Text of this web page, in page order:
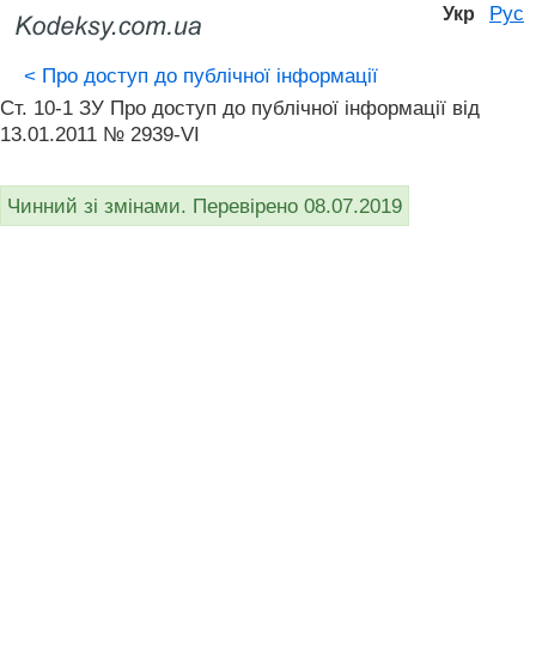
Укр Рус
< Про доступ до публічної інформації
Ст. 10-1 ЗУ Про доступ до публічної інформації вiд
13.01.2011 № 2939-VI
Чинний зі змінами. Перевірено 08.07.2019